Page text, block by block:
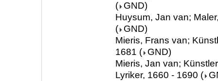
( GND)
Huysum, Jan van;
( GND)
Mieris, Frans van;
1681 ( GND)
Mieris, Jan van;
Lyriker, 1660 - 1690 (